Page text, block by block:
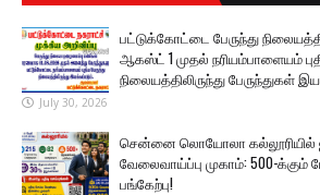
பட்டுக்கோட்டை பேருந்து
ஆகஸ்ட் 1 முதல் நரியம்பாளையம்
நிலையத்திலிருந்து பேருந்துகள்
July 30, 2026
சென்னை லொயோலா கல்லூரியில்
வேலைவாய்ப்பு முகாம்: 500-க்கும்
பங்கேற்பு!